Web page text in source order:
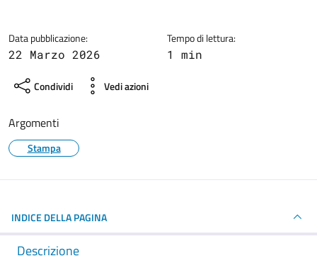
Data pubblicazione:
22 Marzo 2026
Tempo di lettura:
1 min
Condividi Vedi azioni
Argomenti
Stampa
INDICE DELLA PAGINA
Descrizione